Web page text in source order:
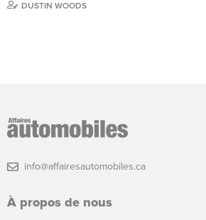
DUSTIN WOODS
info@affairesautomobiles.ca
À propos de nous